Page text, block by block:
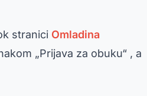
stranici Omladina
„Prijava za obuku“ , a